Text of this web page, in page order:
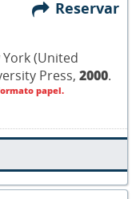
Reservar
York (United
Press, 2000.
papel.